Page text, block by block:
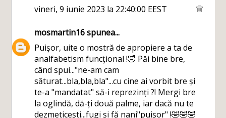
vineri, 9 iunie 2023 la 22:40:00 EEST
mosmartin16spunea...
Puișor, uite o mostră de apropiere a ta de
analfabetism funcțional !🤣 Păi bine bre,
când spui..."ne-am cam
săturat...bla,bla,bla"...cu cine ai vorbit bre și
te-a "mandatat" să-i reprezinți ?! Mergi bre
la oglindă, dă-ți două palme, iar dacă nu te
dezmeticești...fugi și fă nani"puișor" !🤣🤣🤣